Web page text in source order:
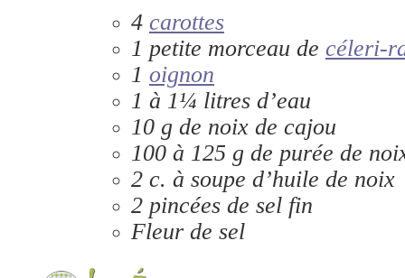
4 carottes
1 petite morceau de céleri-
1 oignon
1 à 1¼ litres d’eau
10 g de noix de cajou
100 à 125 g de purée de
2 c. à soupe d’huile de noix
2 pincées de sel fin
Fleur de sel